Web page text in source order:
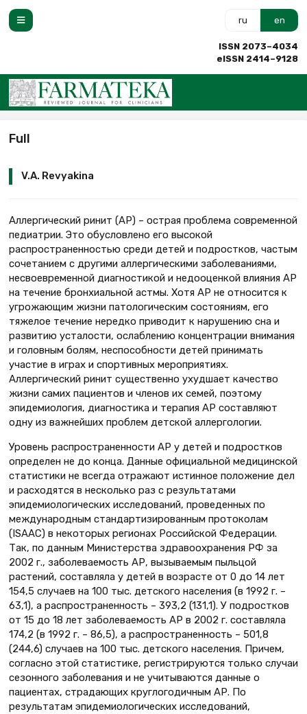
ru en
ISSN 2073–4034
eISSN 2414–9128
Full
V.A. Revyakina
Аллергический ринит (АР) – острая проблема современной
педиатрии. Это обусловлено его высокой
распространенностью среди детей и подростков, частым
сочетанием с другими аллергическими заболеваниями,
несвоевременной диагностикой и недооценкой влияния АР
на течение бронхиальной астмы. Хотя АР не относится к
угрожающим жизни патологическим состояниям, его
тяжелое течение нередко приводит к нарушению сна и
развитию усталости, ослаблению концентрации внимания
и головным болям, неспособности детей принимать
участие в играх и спортивных мероприятиях.
Аллергический ринит существенно ухудшает качество
жизни самих пациентов и членов их семей, поэтому
эпидемиология, диагностика и терапия АР составляют
одну из важнейших проблем детской аллергологии.
Уровень распространенности АР у детей и подростков
определен не до конца. Данные официальной медицинской
статистики не всегда отражают истинное положение дел
и расходятся в несколько раз с результатами
эпидемиологических исследований, проведенных по
международным стандартизированным протоколам
(ISAAC) в некоторых регионах Российской Федерации.
Так, по данным Министерства здравоохранения РФ за
2002 г., заболеваемость АР, вызываемым пыльцой
растений, составляла у детей в возрасте от 0 до 14 лет
154,5 случаев на 100 тыс. детского населения (в 1992 г. –
63,1), а распространенность – 393,2 (131,1). У подростков
от 15 до 18 лет заболеваемость АР в 2002 г. составляла
174,2 (в 1992 г. – 86,5), а распространенность – 501,8
(244,6) случаев на 100 тыс. детского населения. Причем,
согласно этой статистике, регистрируются только случаи
сезонного заболевания и не учитываются данные о
пациентах, страдающих круглогодичным АР. По
результатам эпидемиологических исследований,